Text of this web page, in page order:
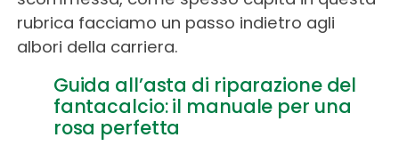
rubrica facciamo un passo indietro agli
albori della carriera.
Guida all’asta di riparazione del
fantacalcio: il manuale per una
rosa perfetta